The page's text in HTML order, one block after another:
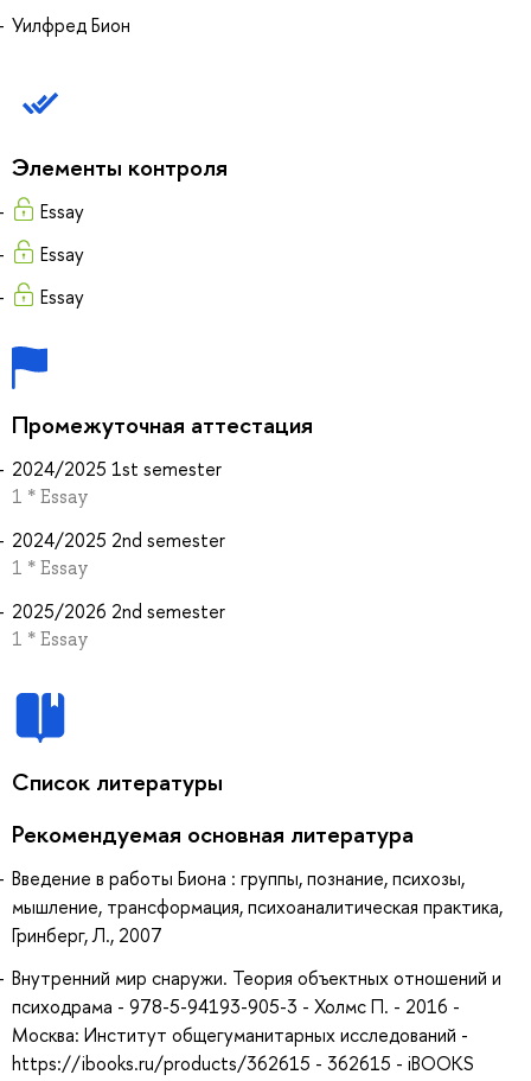
Уилфред Бион
Элементы контроля
Essay
Essay
Essay
Промежуточная аттестация
2024/2025 1st semester
1 * Essay
2024/2025 2nd semester
1 * Essay
2025/2026 2nd semester
1 * Essay
Список литературы
Рекомендуемая основная литература
Введение в работы Биона : группы, познание, психозы,
мышление, трансформация, психоаналитическая практика,
Гринберг, Л., 2007
Внутренний мир снаружи. Теория объектных отношений и
психодрама - 978-5-94193-905-3 - Холмс П. - 2016 -
Москва: Инcтитут общегуманитарных исследований -
https://ibooks.ru/products/362615 - 362615 - iBOOKS